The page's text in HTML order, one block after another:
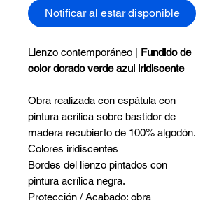
Notificar al estar disponible
Lienzo contemporáneo | Fundido de
color dorado verde azul iridiscente
Obra realizada con espátula con
pintura acrílica sobre bastidor de
madera recubierto de 100% algodón.
Colores iridiscentes
Bordes del lienzo pintados con
pintura acrílica negra.
Protección / Acabado: obra